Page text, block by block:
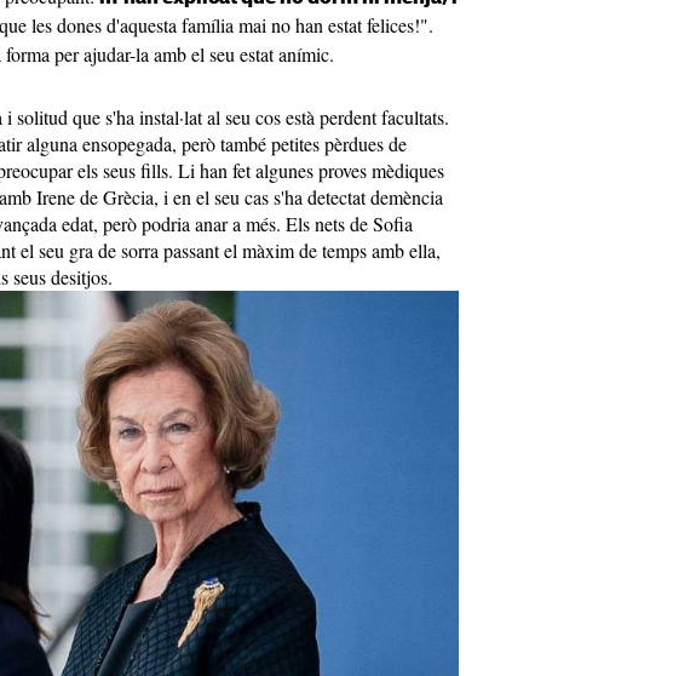
les dones d'aquesta família mai no han estat felices!".
per ajudar-la amb el seu estat anímic.
solitud que s'ha instal·lat al seu cos està perdent facultats.
alguna ensopegada, però també petites pèrdues de
els seus fills. Li han fet algunes proves mèdiques
Irene de Grècia, i en el seu cas s'ha detectat demència
edat, però podria anar a més. Els nets de Sofia
el seu gra de sorra passant el màxim de temps amb ella,
seus desitjos.